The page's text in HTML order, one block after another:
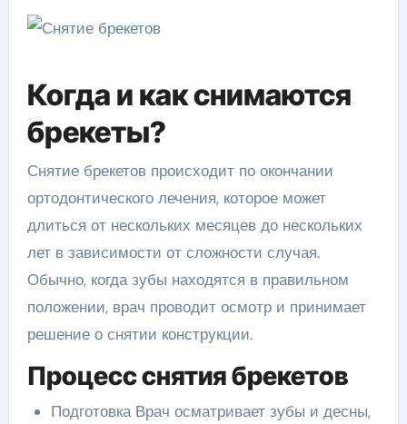
Когда и как снимаются
брекеты?
Снятие брекетов происходит по окончании
ортодонтического лечения, которое может
длиться от нескольких месяцев до нескольких
лет в зависимости от сложности случая.
Обычно, когда зубы находятся в правильном
положении, врач проводит осмотр и принимает
решение о снятии конструкции.
Процесс снятия брекетов
Подготовка Врач осматривает зубы и десны,